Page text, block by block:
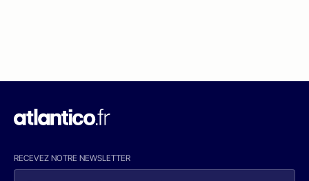
RECEVEZ NOTRE NEWSLETTER